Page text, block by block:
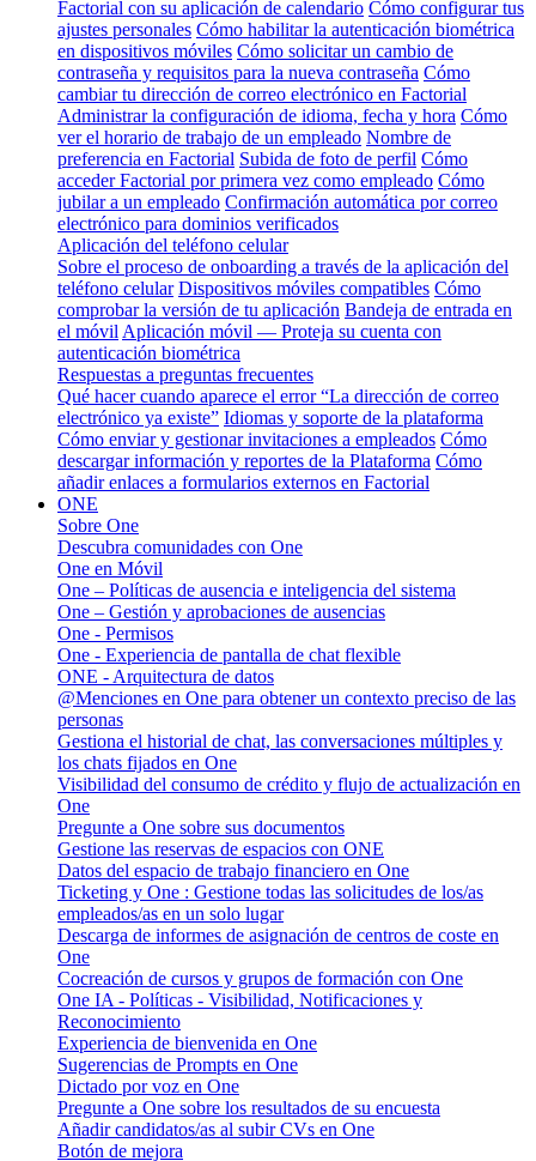
Factorial con su aplicación de calendario Cómo configurar tus
ajustes personales Cómo habilitar la autenticación biométrica
en dispositivos móviles Cómo solicitar un cambio de
contraseña y requisitos para la nueva contraseña Cómo
cambiar tu dirección de correo electrónico en Factorial
Administrar la configuración de idioma, fecha y hora Cómo
ver el horario de trabajo de un empleado Nombre de
preferencia en Factorial Subida de foto de perfil Cómo
acceder Factorial por primera vez como empleado Cómo
jubilar a un empleado Confirmación automática por correo
electrónico para dominios verificados
Aplicación del teléfono celular
Sobre el proceso de onboarding a través de la aplicación del
teléfono celular Dispositivos móviles compatibles Cómo
comprobar la versión de tu aplicación Bandeja de entrada en
el móvil Aplicación móvil — Proteja su cuenta con
autenticación biométrica
Respuestas a preguntas frecuentes
Qué hacer cuando aparece el error “La dirección de correo
electrónico ya existe” Idiomas y soporte de la plataforma
Cómo enviar y gestionar invitaciones a empleados Cómo
descargar información y reportes de la Plataforma Cómo
añadir enlaces a formularios externos en Factorial
ONE
Sobre One
Descubra comunidades con One
One en Móvil
One – Políticas de ausencia e inteligencia del sistema
One – Gestión y aprobaciones de ausencias
One - Permisos
One - Experiencia de pantalla de chat flexible
ONE - Arquitectura de datos
@Menciones en One para obtener un contexto preciso de las
personas
Gestiona el historial de chat, las conversaciones múltiples y
los chats fijados en One
Visibilidad del consumo de crédito y flujo de actualización en
One
Pregunte a One sobre sus documentos
Gestione las reservas de espacios con ONE
Datos del espacio de trabajo financiero en One
Ticketing y One : Gestione todas las solicitudes de los/as
empleados/as en un solo lugar
Descarga de informes de asignación de centros de coste en
One
Cocreación de cursos y grupos de formación con One
One IA - Políticas - Visibilidad, Notificaciones y
Reconocimiento
Experiencia de bienvenida en One
Sugerencias de Prompts en One
Dictado por voz en One
Pregunte a One sobre los resultados de su encuesta
Añadir candidatos/as al subir CVs en One
Botón de mejora